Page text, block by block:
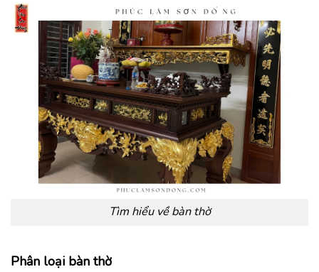
Tìm hiểu về bàn thờ
Phân loại bàn thờ